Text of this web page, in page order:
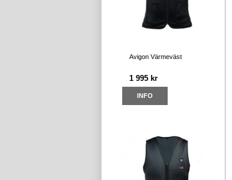
Avigon Värmeväst
1 995 kr
INFO